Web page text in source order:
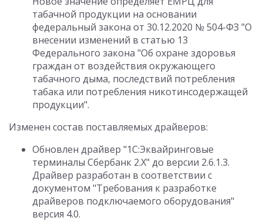
табачной продукции на основании
федеральный закона от 30.12.2020 № 504-ФЗ "О
внесении изменений в статью 13
Федерального закона "Об охране здоровья
граждан от воздействия окружающего
табачного дыма, последствий потребления
табака или потребления никотинсодержащей
продукции".
Изменен состав поставляемых драйверов:
Обновлен драйвер "1С:Эквайринговые
терминалы Сбербанк 2.Х" до версии 2.6.1.3.
Драйвер разработан в соответствии с
документом "Требования к разработке
драйверов подключаемого оборудования"
версия 4.0.